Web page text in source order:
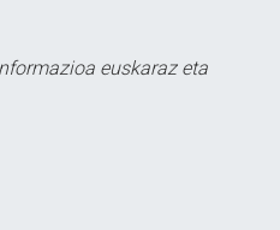
euskaraz eta